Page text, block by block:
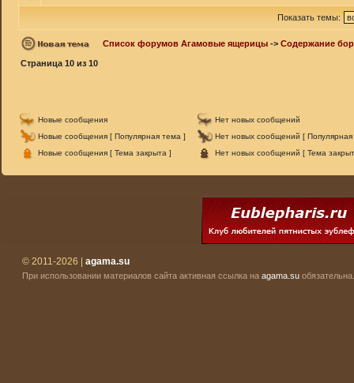
Показать темы:
Список форумов Агамовые ящерицы -> Содержание
Страница 10 из 10
Новые сообщения
Нет новых сообщений
Новые сообщения [ Популярная тема ]
Нет новых сообщений [
Новые сообщения [ Тема закрыта ]
Нет новых сообщений [ Тема
© 2011-2026 | agama.su
При использовании материалов сайта активная ссылка на agama.su обязательна.